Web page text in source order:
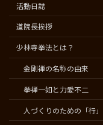
活動日誌
道院長挨拶
少林寺拳法とは？
金剛禅の名称の由来
拳禅一如と力愛不二
人づくりのための「行」